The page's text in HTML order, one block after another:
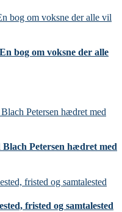
bog om voksne der alle
Petersen hædret med
fristed og samtalested